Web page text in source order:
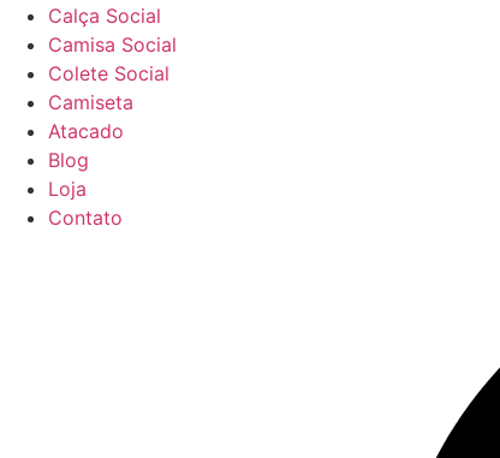
Calça Social
Camisa Social
Colete Social
Camiseta
Atacado
Blog
Loja
Contato